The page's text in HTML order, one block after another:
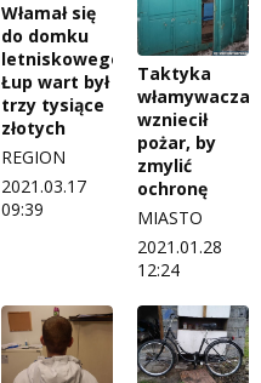
Włamał się
do domku
letniskowego.
Łup wart był
trzy tysiące
złotych
REGION
2021.03.17
09:39
Taktyka
włamywacza:
wzniecił
pożar, by
zmylić
ochronę
MIASTO
2021.01.28
12:24